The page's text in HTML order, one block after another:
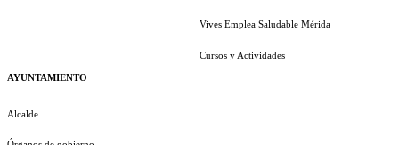
AYUNTAMIENTO
Alcalde
Vives Emplea Saludable Mérida
Cursos y Actividades